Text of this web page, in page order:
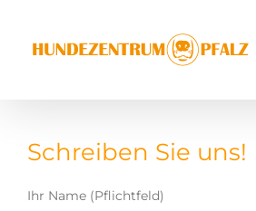
springen
Schreiben Sie uns!
Ihr Name (Pflichtfeld)